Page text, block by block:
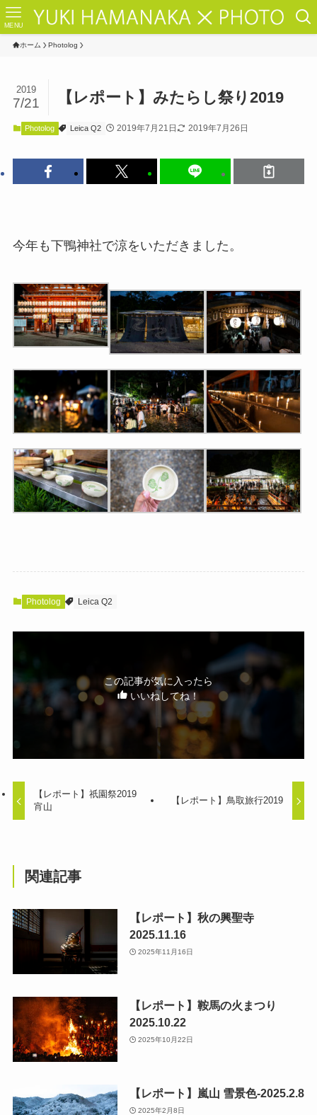
MENU
ホーム Photolog
【レポート】みたらし祭り2019
2019
7/21
Photolog Leica Q2 2019年7月21日 2019年7月26日
今年も下鴨神社で涼をいただきました。
Photolog Leica Q2
この記事が気に入ったら
いいねしてね！
【レポート】祇園祭2019
宵山
【レポート】鳥取旅行2019
関連記事
【レポート】秋の興聖寺
2025.11.16
2025年11月16日
【レポート】鞍馬の火まつり
2025.10.22
2025年10月22日
【レポート】嵐山 雪景色-2025.2.8
2025年2月8日